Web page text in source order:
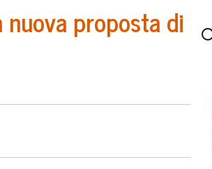
nuova proposta di